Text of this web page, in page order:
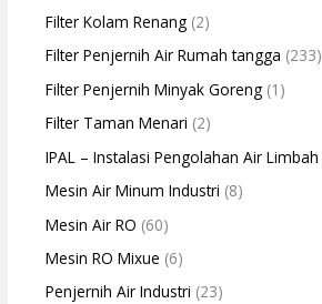
Filter Kolam Renang (2)
Filter Penjernih Air Rumah tangga (233)
Filter Penjernih Minyak Goreng (1)
Filter Taman Menari (2)
IPAL – Instalasi Pengolahan Air Limbah
Mesin Air Minum Industri (8)
Mesin Air RO (60)
Mesin RO Mixue (6)
Penjernih Air Industri (23)